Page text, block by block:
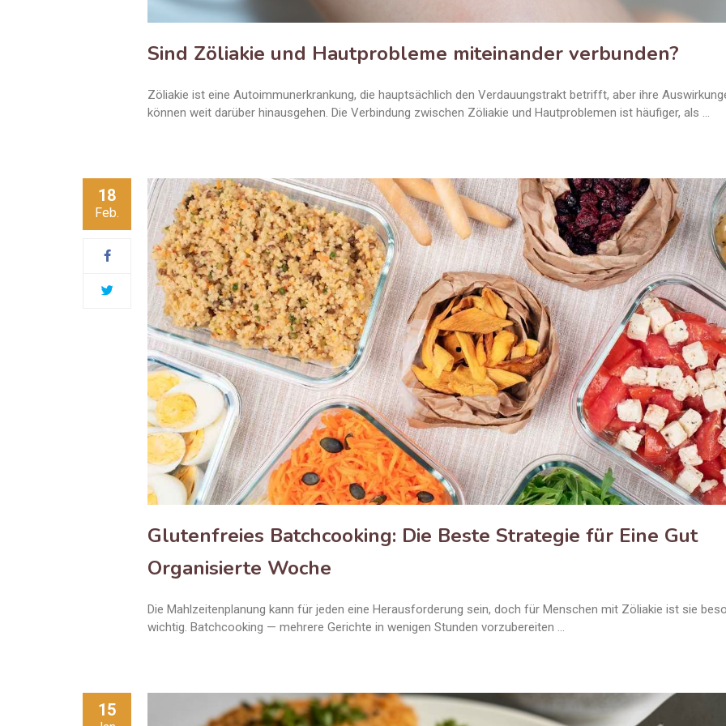
Sind Zöliakie und Hautprobleme miteinander verbunden?
Zöliakie ist eine Autoimmunerkrankung, die hauptsächlich den Verdauungstrakt betrifft, aber ihre
können weit darüber hinausgehen. Die Verbindung zwischen Zöliakie und Hautproblemen ist häufiger, als …
18
Feb.
Glutenfreies Batchcooking: Die Beste Strategie für Eine Gut
Organisierte Woche
Die Mahlzeitenplanung kann für jeden eine Herausforderung sein, doch für Menschen mit Zöliakie ist sie
wichtig. Batchcooking — mehrere Gerichte in wenigen Stunden vorzubereiten …
15